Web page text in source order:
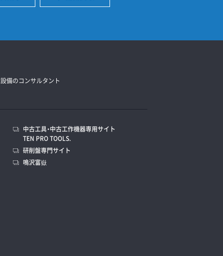
備のコンサルタント
中古工具・中古工作機器専用サイト
TEN PRO TOOLS.
研削盤専門サイト
鳴沢富嶽